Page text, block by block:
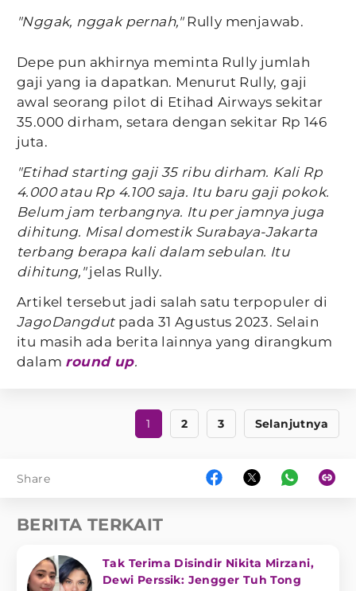
"Nggak, nggak pernah,"Rully menjawab.
Depe pun akhirnya meminta Rully jumlah
gaji yang ia dapatkan. Menurut Rully, gaji
awal seorang pilot di Etihad Airways sekitar
35.000 dirham, setara dengan sekitar Rp 146
juta.
"Etihad starting gaji 35 ribu dirham. Kali Rp
4.000 atau Rp 4.100 saja. Itu baru gaji pokok.
Belum jam terbangnya. Itu per jamnya juga
dihitung. Misal domestik Surabaya-Jakarta
terbang berapa kali dalam sebulan. Itu
dihitung,"jelas Rully.
Artikel tersebut jadi salah satu terpopuler di
JagoDangdutpada 31 Agustus 2023. Selain
itu masih ada berita lainnya yang dirangkum
dalam round up.
1 2 3 Selanjutnya
Share
BERITA TERKAIT
Tak Terima Disindir Nikita Mirzani,
Dewi Perssik: Jengger Tuh Tong